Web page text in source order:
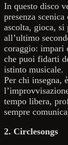
In questo disco
presenza
ascolta, gioca, si
all’ultimo
coraggio: impari
che puoi fidarti
istinto musicale.
Per chi insegna,
tempo libera,
sempre
2. Circlesongs